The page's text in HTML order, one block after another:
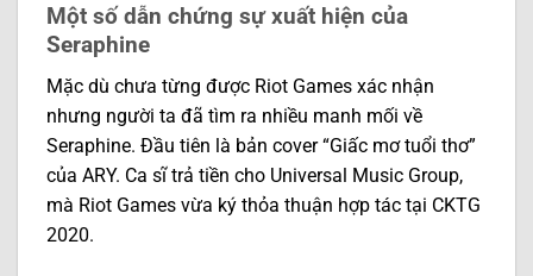
Một số dẫn chứng sự xuất hiện của
Seraphine
Mặc dù chưa từng được Riot Games xác nhận
nhưng người ta đã tìm ra nhiều manh mối về
Seraphine. Đầu tiên là bản cover “Giấc mơ tuổi thơ”
của ARY. Ca sĩ trả tiền cho Universal Music Group,
mà Riot Games vừa ký thỏa thuận hợp tác tại CKTG
2020.